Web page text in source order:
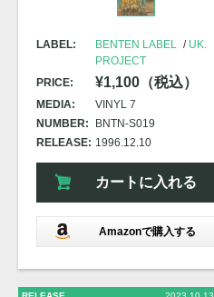
LABEL: BENTEN LABEL
UK.
PROJECT
PRICE:
¥1,100（税込）
MEDIA:
VINYL 7
NUMBER:
BNTN-S019
RELEASE: 1996.12.10
カートに入れる
Amazonで購入する